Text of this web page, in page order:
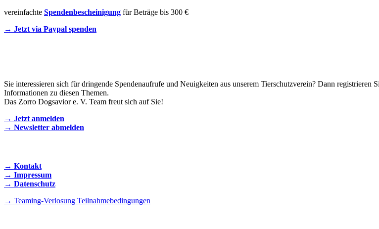
vereinfachte Spendenbescheinigung für Beträge bis 300 €
→ Jetzt via Paypal spenden
Sie interessieren sich für dringende Spendenaufrufe und Neuigkeiten aus unserem Tierschutzverein? Dann
Informationen zu diesen Themen.
Das Zorro Dogsavior e. V. Team freut sich auf Sie!
→ Jetzt anmelden
→ Newsletter abmelden
→ Kontakt
→ Impressum
→ Datenschutz
→ Teaming-Verlosung Teilnahmebedingungen